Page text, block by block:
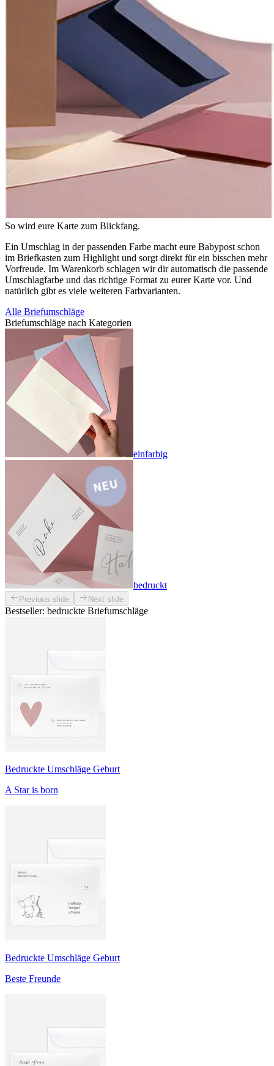
So wird eure Karte zum Blickfang.
Ein Umschlag in der passenden Farbe macht eure Babypost schon
im Briefkasten zum Highlight und sorgt direkt für ein bisschen mehr
Vorfreude. Im Warenkorb schlagen wir dir automatisch die passende
Umschlagfarbe und das richtige Format zu eurer Karte vor. Und
natürlich gibt es viele weiteren Farbvarianten.
Alle Briefumschläge
Briefumschläge nach Kategorien
einfarbig
bedruckt
Previous slide Next slide
Bestseller: bedruckte Briefumschläge
Bedruckte Umschläge Geburt
A Star is born
Bedruckte Umschläge Geburt
Beste Freunde